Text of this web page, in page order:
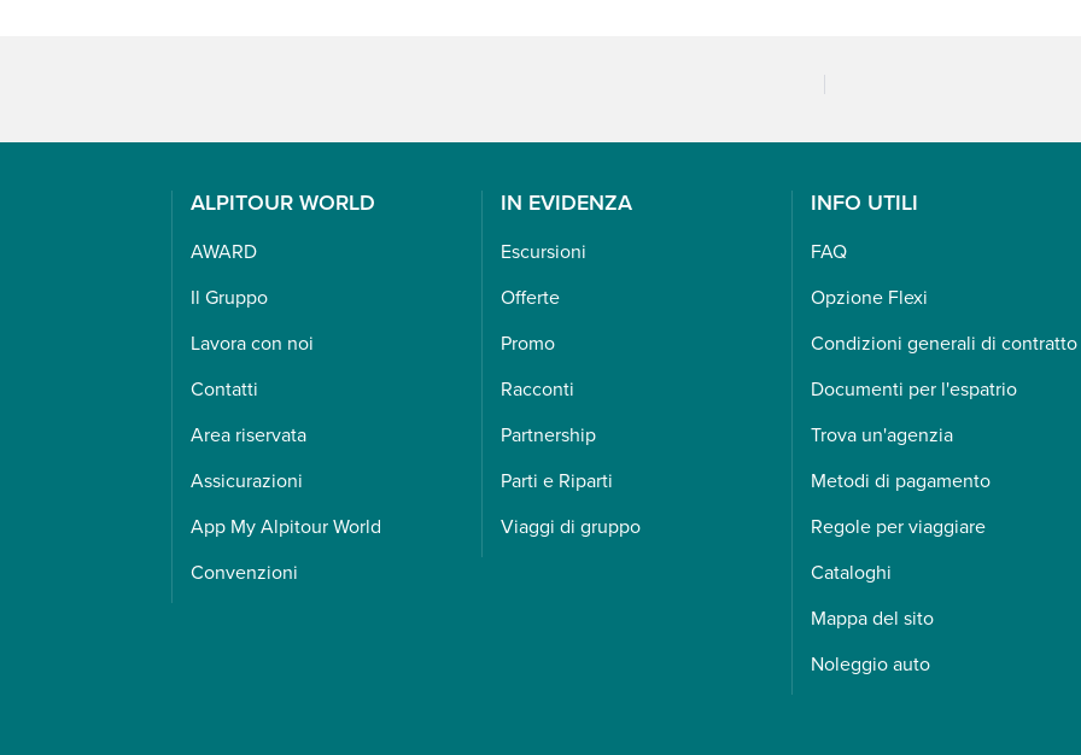
ALPITOUR WORLD
AWARD
Il Gruppo
Lavora con noi
Contatti
Area riservata
Assicurazioni
App My Alpitour World
Convenzioni
IN EVIDENZA
Escursioni
Offerte
Promo
Racconti
Partnership
Parti e Riparti
Viaggi di gruppo
INFO UTILI
FAQ
Opzione Flexi
Condizioni generali di contratto
Documenti per l'espatrio
Trova un'agenzia
Metodi di pagamento
Regole per viaggiare
Cataloghi
Mappa del sito
Noleggio auto